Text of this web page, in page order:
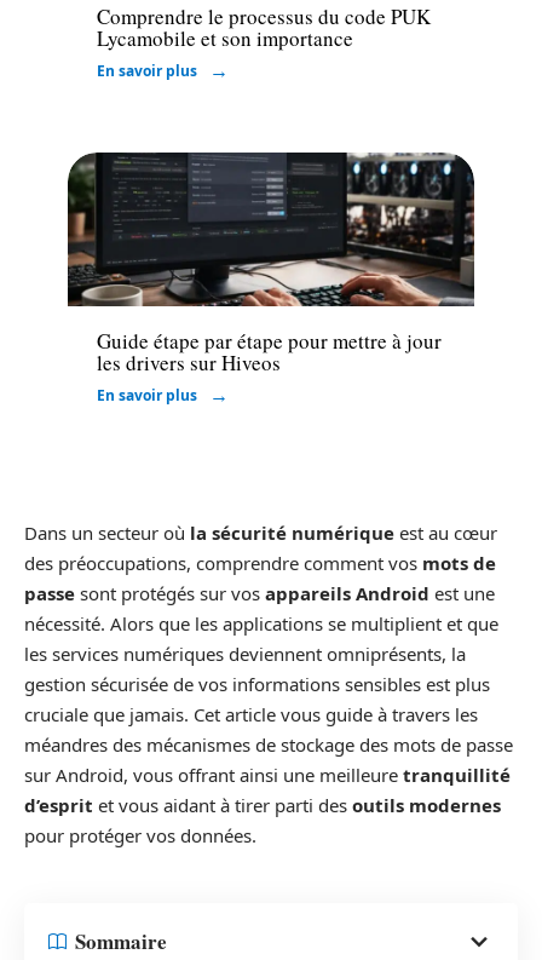
Comprendre le processus du code PUK
Lycamobile et son importance
En savoir plus
High-Tech
Guide étape par étape pour mettre à jour
les drivers sur Hiveos
En savoir plus
Dans un secteur où la sécurité numérique est au cœur
des préoccupations, comprendre comment vos mots de
passe sont protégés sur vos appareils Android est une
nécessité. Alors que les applications se multiplient et que
les services numériques deviennent omniprésents, la
gestion sécurisée de vos informations sensibles est plus
cruciale que jamais. Cet article vous guide à travers les
méandres des mécanismes de stockage des mots de passe
sur Android, vous offrant ainsi une meilleure tranquillité
d’esprit et vous aidant à tirer parti des outils modernes
pour protéger vos données.
Sommaire